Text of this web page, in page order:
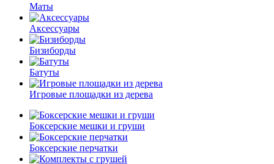
Маты
Аксессуары
Бизиборды
Батуты
Игровые площадки из дерева
Боксерские мешки и груши
Боксерские перчатки